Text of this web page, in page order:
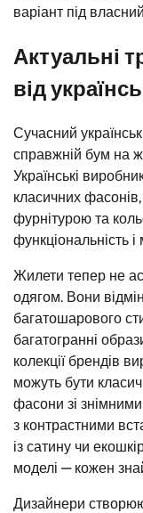
варіант під
Актуальні
від
Сучасний
справжній бум на
Українські
класичних
фурнітурою та
функціональність
Жилети тепер не
одягом. Вони
багатошарового
багатогранні
колекції брендів
можуть бути
фасони зі
з контрастними
із сатину чи
моделі — кожен
Дизайнери